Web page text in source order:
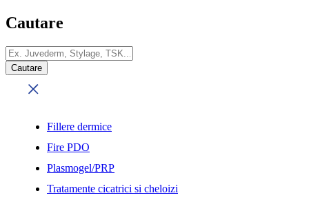
Cautare
Fillere dermice
Fire PDO
Plasmogel/PRP
Tratamente cicatrici si cheloizi